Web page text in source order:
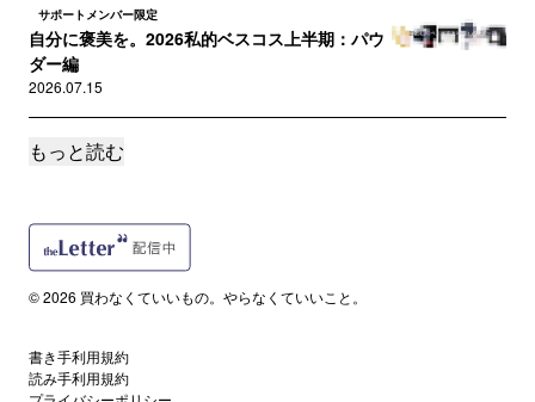
サポートメンバー限定
自分に褒美を。2026私的ベスコス上半期：パウ
ダー編
2026.07.15
サポートメンバー限定
2026.07.10
ちょっと残念。私的ワーストコスメ2026上半期
サポートメンバー限定
もっと読む
© 2026 買わなくていいもの。やらなくていいこと。
書き手利用規約
読み手利用規約